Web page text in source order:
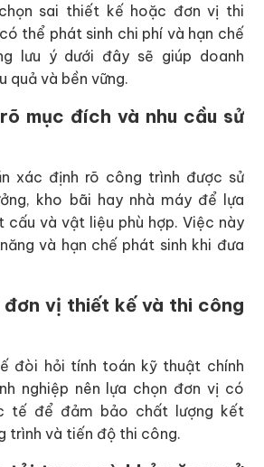
sai thiết kế hoặc đơn vị thi
thể phát sinh chi phí và hạn chế
lưu ý dưới đây sẽ giúp doanh
quả và bền vững.
mục đích và nhu cầu sử
xác định rõ công trình được sử
kho bãi hay nhà máy để lựa
cấu và vật liệu phù hợp. Việc này
và hạn chế phát sinh khi đưa
vị thiết kế và thi công
đòi hỏi tính toán kỹ thuật chính
nghiệp nên lựa chọn đơn vị có
tế để đảm bảo chất lượng kết
trình và tiến độ thi công.